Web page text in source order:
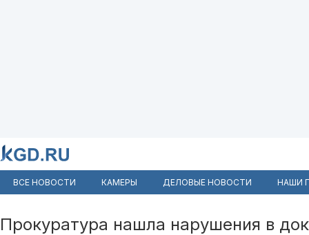
ВСЕ НОВОСТИ КАМЕРЫ ДЕЛОВЫЕ НОВОСТИ НАШИ
Прокуратура нашла нарушения в